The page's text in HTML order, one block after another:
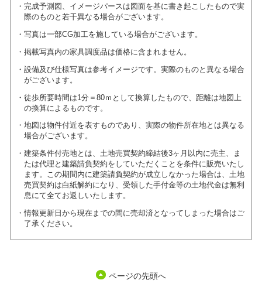
完成予測図、イメージパースは図面を基に書き起こしたもので実
際のものと若干異なる場合がございます。
写真は一部CG加工を施している場合がございます。
掲載写真内の家具調度品は価格に含まれません。
設備及び仕様写真は参考イメージです。実際のものと異なる場合
がございます。
徒歩所要時間は1分＝80ｍとして換算したもので、距離は地図上
の換算によるものです。
地図は物件付近を表すものであり、実際の物件所在地とは異なる
場合がございます。
建築条件付売地とは、土地売買契約締結後3ヶ月以内に売主、ま
たは代理と建築請負契約をしていただくことを条件に販売いたし
ます。この期間内に建築請負契約が成立しなかった場合は、土地
売買契約は白紙解約になり、受領した手付金等の土地代金は無利
息にて全てお返しいたします。
情報更新日から現在までの間に売却済となってしまった場合はご
了承ください。
ページの先頭へ